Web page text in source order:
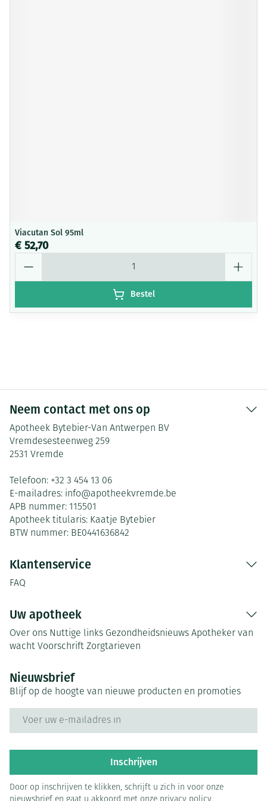
Viacutan Sol 95ml
€ 52,70
Bestel
Neem contact met ons op
Apotheek Bytebier-Van Antwerpen BV
Vremdesesteenweg 259
2531 Vremde
Telefoon: +32 3 454 13 06
E-mailadres: info@apotheekvremde.be
APB nummer: 115501
Apotheek titularis: Kaatje Bytebier
BTW nummer: BE0441636842
Klantenservice
FAQ
Uw apotheek
Over ons Nuttige links Gezondheidsnieuws Apotheker van
wacht Voorschrift Zorgtarieven
Nieuwsbrief
Blijf op de hoogte van nieuwe producten en promoties
Inschrijven
Door op inschrijven te klikken, schrijft u zich in voor onze